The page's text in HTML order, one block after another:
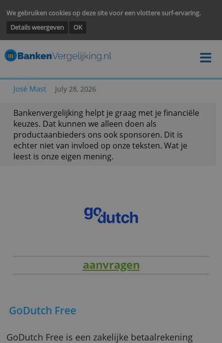
We gebruiken cookies op deze site voor een vlottere surf-
Details weergeven
Bankenvergelijking helpt je graag met je
keuzes. Dat kunnen we alleen doen als
productaanbieders ons ook sponsoren. Dit is
echter niet van invloed op onze teksten. Wat je